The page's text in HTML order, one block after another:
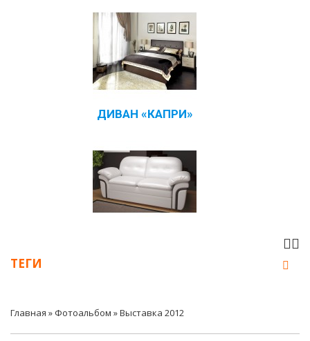
ДИВАН «КАПРИ»
ТЕГИ
Главная » Фотоальбом » Выставка 2012